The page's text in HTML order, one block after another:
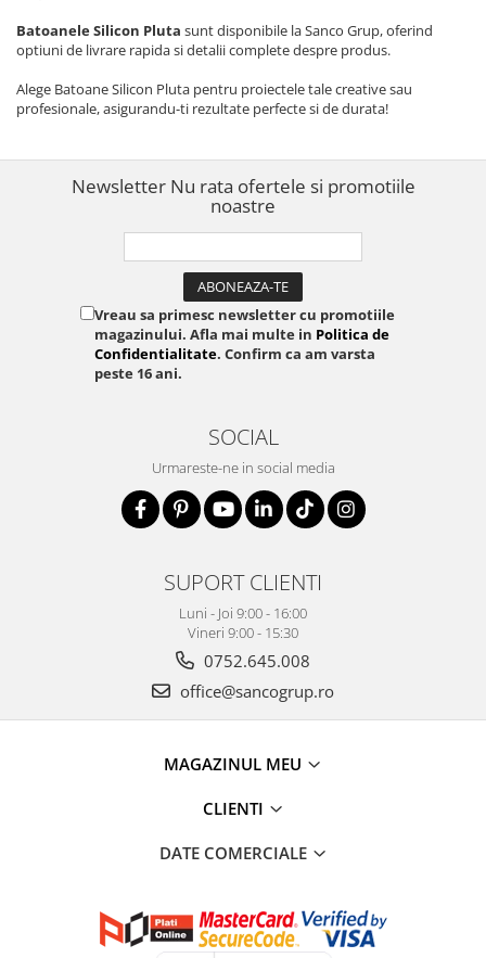
Batoanele Silicon Pluta sunt disponibile la Sanco Grup, oferind
optiuni de livrare rapida si detalii complete despre produs.
Alege Batoane Silicon Pluta pentru proiectele tale creative sau
profesionale, asigurandu-ti rezultate perfecte si de durata!
Newsletter Nu rata ofertele si promotiile
noastre
Vreau sa primesc newsletter cu promotiile
magazinului. Afla mai multe in Politica de
Confidentialitate. Confirm ca am varsta
peste 16 ani.
SOCIAL
Urmareste-ne in social media
SUPORT CLIENTI
Luni - Joi 9:00 - 16:00
Vineri 9:00 - 15:30
0752.645.008
office@sancogrup.ro
MAGAZINUL MEU
CLIENTI
DATE COMERCIALE